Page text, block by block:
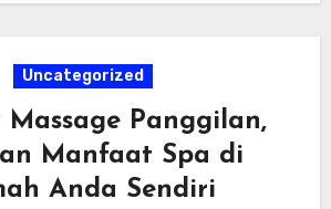
Uncategorized
Massage Panggilan,
Manfaat Spa di
Anda Sendiri